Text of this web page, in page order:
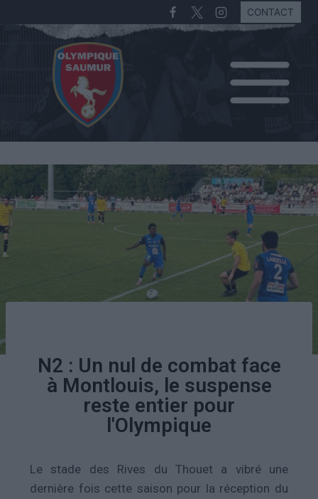
CONTACT
N2 : Un nul de combat face
à Montlouis, le suspense
reste entier pour
l'Olympique
Le stade des Rives du Thouet a vibré une
dernière fois cette saison pour la réception du